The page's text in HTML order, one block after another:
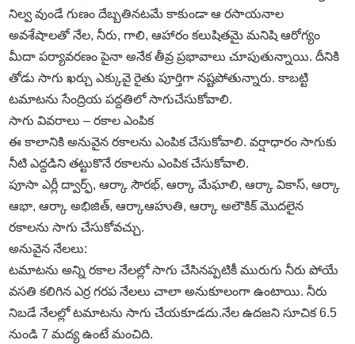
నిల్వ వుండే గుణం దేబ్బతినటమే కాకుండా ఆ రసాయనాల
అవశేషాలతో నేల, నీరు, గాలి, ఆహారం కలుషితమై మనిషి ఆరోగ్యం
మీదా పర్యావరణం పైనా అనేక తీవ్ర ప్రభావాలు చూపుతున్నాయి. దీనికి
తోడు సాగు ఖర్చు ఎక్కువై రైతు పూర్తిగా నష్టపోతున్నారు. కాబట్టి
టమాటను సేంద్రియ పద్దతిలో సాగుచేసుకోవాలి.
సాగు వివరాలు – రకాల ఎంపిక
ఈ కాలానికి అనువైన రకాలను ఎంపిక చేసుకోవాలి. వర్షాధారం సాగుకు
నీటి ఎద్దడిని తట్టుకొనే రకాలను ఎంపిక చేసుకోవాలి.
పూసా ఎర్లీ ద్వార్ఫ్‌, ఆర్కా సౌరభ్‌, ఆర్కా మేఘాలి, ఆర్కా వికాస్‌, ఆర్కా
ఆభా, ఆర్కా అభిజిత్‌, ఆర్కాఆహుతి, ఆర్కా అలౌకిక్‌ మొదలైన
రకాలను సాగు చేసుకోవచ్చు.
అనువైన నేలలు:
టమాటను అన్ని రకాల నేలల్లో సాగు చేసినప్పటికీ మురుగు నీరు పోయే
వసతి కలిగిన ఎర్ర గరప నేలలు చాలా అనుకూలంగా ఉంటాయి. నీరు
నిబడే నేలల్లో టమాటను సాగు చేయకూడదు.నేల ఉదజని సూచిక 6.5
నుండి 7 మద్య ఉంటే మంచిది.